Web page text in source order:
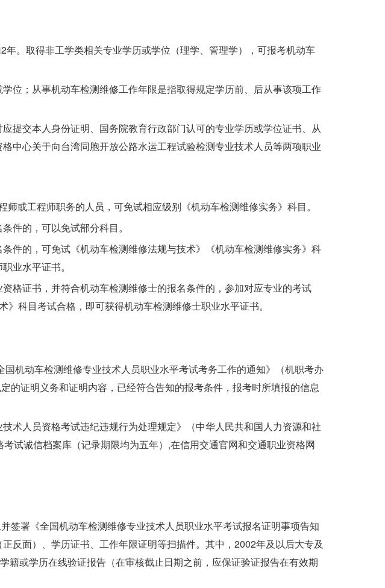
。取得非工学类相关专业学历或学位（理学、管理学），可报考机动车
位；从事机动车检测维修工作年限是指取得规定学历前、后从事该项工作
提交本人身份证明、国务院教育行政部门认可的专业学历或学位证书、从
中心关于向台湾同胞开放公路水运工程试验检测专业技术人员等两项职业
或工程师职务的人员，可免试相应级别《机动车检测维修实务》科目。
件的，可以免试部分科目。
件的，可免试《机动车检测维修法规与技术》《机动车检测维修实务》科
业水平证书。
格证书，并符合机动车检测维修士的报名条件的，参加对应专业的考试
科目考试合格，即可获得机动车检测维修士职业水平证书。
机动车检测维修专业技术人员职业水平考试考务工作的通知》（机职考办
的证明义务和证明内容，已经符合告知的报考条件，报考时所填报的信息
术人员资格考试违纪违规行为处理规定》（中华人民共和国人力资源和社
试诚信档案库（记录期限均为五年）,在信用交通官网和交通职业资格网
签署《全国机动车检测维修专业技术人员职业水平考试报名证明事项告知
反面）、学历证书、工作年限证明等扫描件。其中，2002年及以后大专及
或学历在线验证报告（在审核截止日期之前，应保证验证报告在有效期